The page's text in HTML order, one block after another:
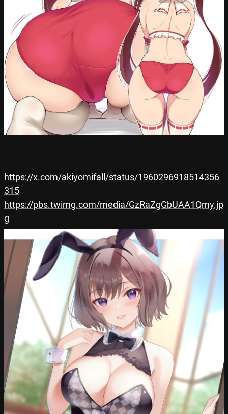
https://x.com/akiyomifall/status/1960296918514356
315
https://pbs.twimg.com/media/GzRaZgGbUAA1Qmy.jp
g